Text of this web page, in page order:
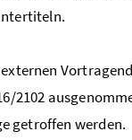
2102
getroffen werden.